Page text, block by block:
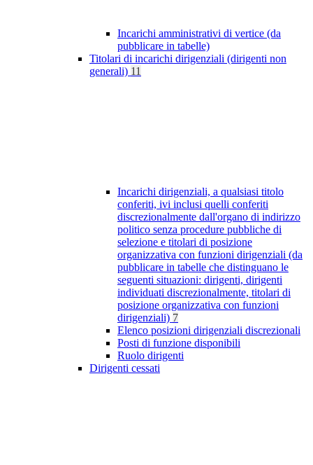
Incarichi amministrativi di vertice (da
pubblicare in tabelle)
Titolari di incarichi dirigenziali (dirigenti non
generali) 11
Incarichi dirigenziali, a qualsiasi titolo
conferiti, ivi inclusi quelli conferiti
discrezionalmente dall'organo di indirizzo
politico senza procedure pubbliche di
selezione e titolari di posizione
organizzativa con funzioni dirigenziali (da
pubblicare in tabelle che distinguano le
seguenti situazioni: dirigenti, dirigenti
individuati discrezionalmente, titolari di
posizione organizzativa con funzioni
dirigenziali) 7
Elenco posizioni dirigenziali discrezionali
Posti di funzione disponibili
Ruolo dirigenti
Dirigenti cessati